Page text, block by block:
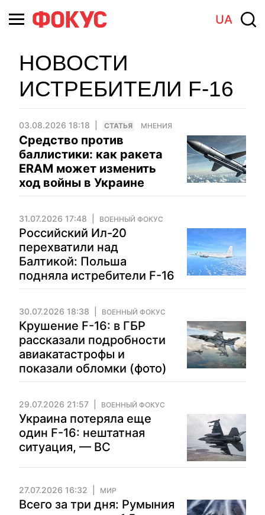
UA
НОВОСТИ
ИСТРЕБИТЕЛИ F-16
03.08.2026 18:18 CТАТЬЯ МНЕНИЯ
Средство против
баллистики: как ракета
ERAM может изменить
ход войны в Украине
31.07.2026 17:48 ВОЕННЫЙ ФОКУС
Российский Ил-20
перехватили над
Балтикой: Польша
подняла истребители F-16
30.07.2026 18:38 ВОЕННЫЙ ФОКУС
Крушение F-16: в ГБР
рассказали подробности
авиакатастрофы и
показали обломки (фото)
29.07.2026 21:57 ВОЕННЫЙ ФОКУС
Украина потеряла еще
один F-16: нештатная
ситуация, — ВС
27.07.2026 16:32 МИР
Всего за три дня: Румыния